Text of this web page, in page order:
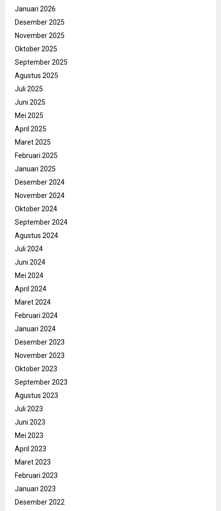
Januari 2026
Desember 2025
November 2025
Oktober 2025
September 2025
Agustus 2025
Juli 2025
Juni 2025
Mei 2025
April 2025
Maret 2025
Februari 2025
Januari 2025
Desember 2024
November 2024
Oktober 2024
September 2024
Agustus 2024
Juli 2024
Juni 2024
Mei 2024
April 2024
Maret 2024
Februari 2024
Januari 2024
Desember 2023
November 2023
Oktober 2023
September 2023
Agustus 2023
Juli 2023
Juni 2023
Mei 2023
April 2023
Maret 2023
Februari 2023
Januari 2023
Desember 2022